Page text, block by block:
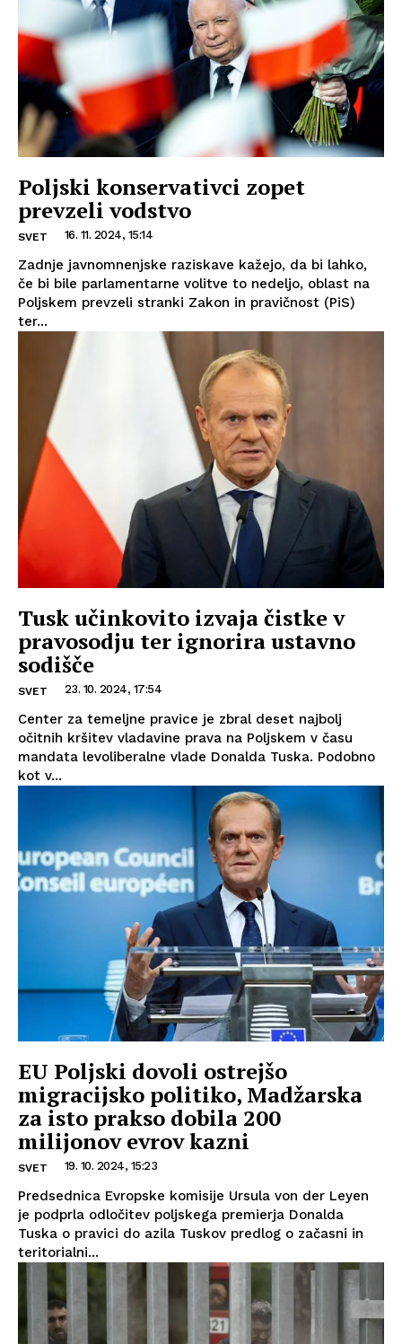
Poljski konservativci zopet
prevzeli vodstvo
SVET 16. 11. 2024, 15:14
Zadnje javnomnenjske raziskave kažejo, da bi lahko,
če bi bile parlamentarne volitve to nedeljo, oblast na
Poljskem prevzeli stranki Zakon in pravičnost (PiS)
ter...
Tusk učinkovito izvaja čistke v
pravosodju ter ignorira ustavno
sodišče
SVET 23. 10. 2024, 17:54
Center za temeljne pravice je zbral deset najbolj
očitnih kršitev vladavine prava na Poljskem v času
mandata levoliberalne vlade Donalda Tuska. Podobno
kot v...
EU Poljski dovoli ostrejšo
migracijsko politiko, Madžarska
za isto prakso dobila 200
milijonov evrov kazni
SVET 19. 10. 2024, 15:23
Predsednica Evropske komisije Ursula von der Leyen
je podprla odločitev poljskega premierja Donalda
Tuska o pravici do azila Tuskov predlog o začasni in
teritorialni...